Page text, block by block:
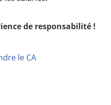
de responsabilité !
le CA